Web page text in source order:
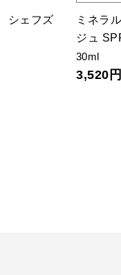
シェフズ
ミネラ
ジュ
30ml
3,520